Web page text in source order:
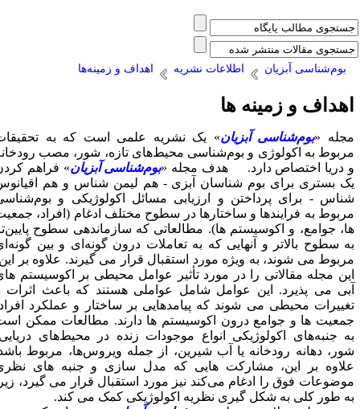
بوم‌شناسی آبزیان اطلاعات نشریه اهداف و زمینه‌ها
و زمینه ها
« بوم‌شناسی آبزیان» یک نشریه علمی است که به تحقیقات
به اکولوژی و بوم‌شناسی محیط‌های تازه، شور، مصب رودخانه
دریا اختصاص دارد. هدف مجله « بوم‌شناسی آبزیان» فراهم کردن
بستری برای بوم شناسان آبزی - هم لیمن شناس و هم اقیانوس
- برای پرداختن و ارزیابی مسائل اکولوژیکی و بوم‌شناسی
به فرایندها و ساختارها در سطوح مختلف ادغام (افراد، جمعیت
جوامع، و اکوسیستم ها). مطالعاتی که سازماندهی سطوح پایین‌تر
سطوح بالاتر و آنهایی که به تعاملات درون گونه‌ای و بین گونه‌ای
می شوند، به ویژه مورد استقبال قرار می گیرند. علاوه بر این،
مجله مقالاتی را در مورد تأثیر عوامل محیطی بر اکوسیستم های
می پذیرد. این عوامل شامل عواملی هستند که باعث اثرات و
محیطی می شوند که پیامدهایی بر ساختار و عملکرد افراد،
ها و جوامع درون اکوسیستم ها دارند. مطالعات ممکن است
جنبه‌های اکولوژیکی انواع موجودات زنده در محیط‌های دریایی،
دهانه رودخانه یا آب شیرین، از جمله ویروس‌ها، مربوط باشد.
بر این، مشارکت هایی که مدل سازی و جنبه های نظری
فوق را ادغام می‌کند نیز مورد استقبال قرار می گیرد، زیرا
طور کلی به شکل گیری نظریه اکولوژیکی کمک می کند.